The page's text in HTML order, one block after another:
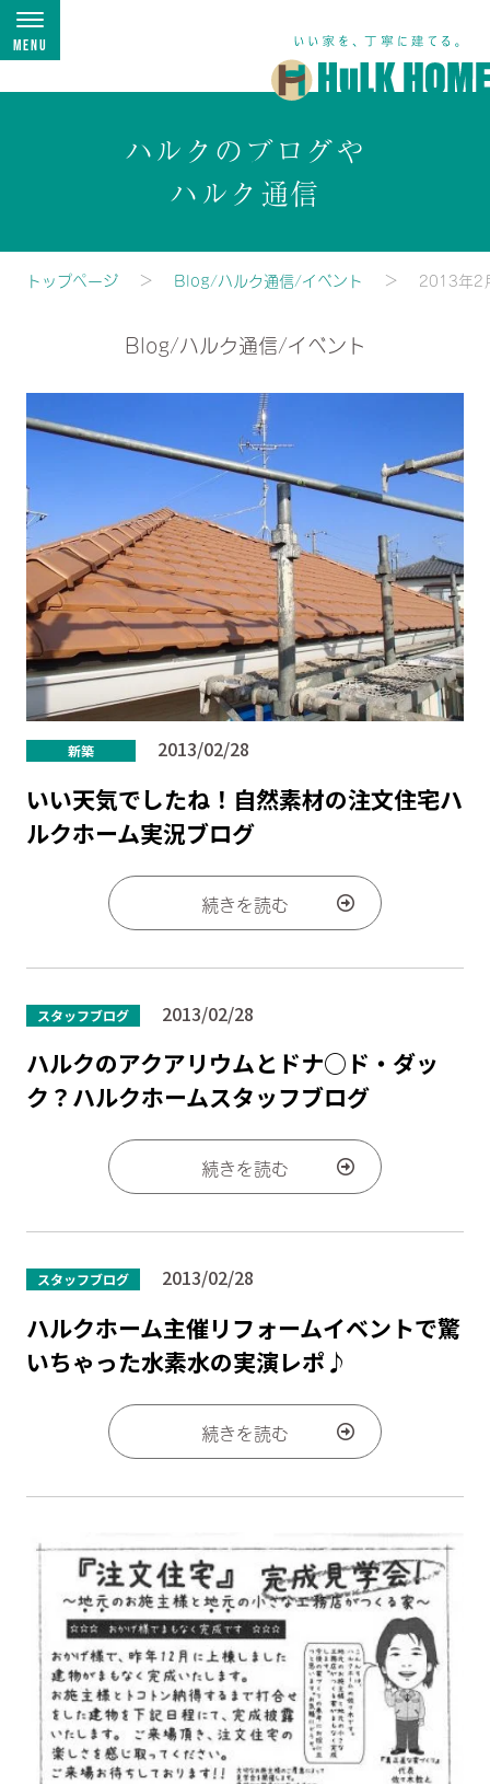
Menu
ハルクのブログや
ハルク通信
トップページ Blog/ハルク通信/イベント 2013年2
Blog/ハルク通信/イベント
新築 2013/02/28
いい天気でしたね！自然素材の注文住宅ハ
ルクホーム実況ブログ
続きを読む
スタッフブログ 2013/02/28
ハルクのアクアリウムとドナ○ド・ダッ
ク？ハルクホームスタッフブログ
続きを読む
スタッフブログ 2013/02/28
ハルクホーム主催リフォームイベントで驚
いちゃった水素水の実演レポ♪
続きを読む